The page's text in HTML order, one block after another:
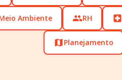
Ambiente peopleRH local_hospital
map Planejamento